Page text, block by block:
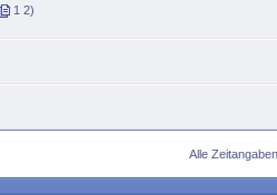
1 2)
Alle